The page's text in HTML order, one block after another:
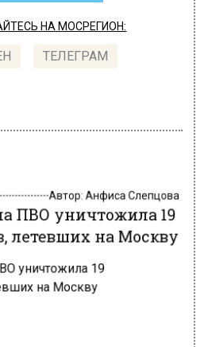
НА МОСРЕГИОН:
ТЕЛЕГРАМ
ПВО уничтожила 19
летевших на Москву